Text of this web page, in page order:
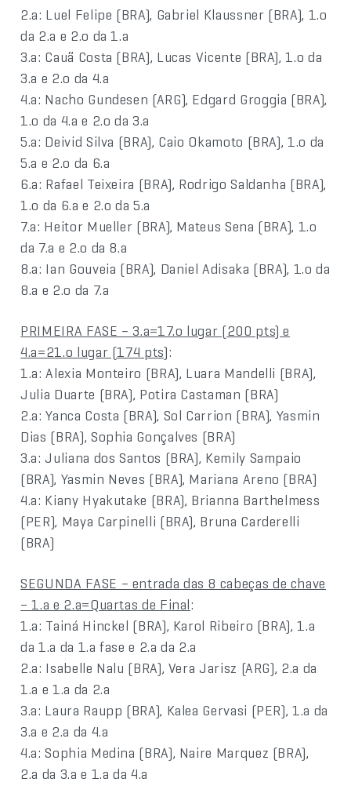
2.a: Luel Felipe (BRA), Gabriel Klaussner (BRA), 1.o
da 2.a e 2.o da 1.a
3.a: Cauã Costa (BRA), Lucas Vicente (BRA), 1.o da
3.a e 2.o da 4.a
4.a: Nacho Gundesen (ARG), Edgard Groggia (BRA),
1.o da 4.a e 2.o da 3.a
5.a: Deivid Silva (BRA), Caio Okamoto (BRA), 1.o da
5.a e 2.o da 6.a
6.a: Rafael Teixeira (BRA), Rodrigo Saldanha (BRA),
1.o da 6.a e 2.o da 5.a
7.a: Heitor Mueller (BRA), Mateus Sena (BRA), 1.o
da 7.a e 2.o da 8.a
8.a: Ian Gouveia (BRA), Daniel Adisaka (BRA), 1.o da
8.a e 2.o da 7.a
PRIMEIRA FASE – 3.a=17.o lugar (200 pts) e
4.a=21.o lugar (174 pts):
1.a: Alexia Monteiro (BRA), Luara Mandelli (BRA),
Julia Duarte (BRA), Potira Castaman (BRA)
2.a: Yanca Costa (BRA), Sol Carrion (BRA), Yasmin
Dias (BRA), Sophia Gonçalves (BRA)
3.a: Juliana dos Santos (BRA), Kemily Sampaio
(BRA), Yasmin Neves (BRA), Mariana Areno (BRA)
4.a: Kiany Hyakutake (BRA), Brianna Barthelmess
(PER), Maya Carpinelli (BRA), Bruna Carderelli
(BRA)
SEGUNDA FASE – entrada das 8 cabeças de chave
– 1.a e 2.a=Quartas de Final:
1.a: Tainá Hinckel (BRA), Karol Ribeiro (BRA), 1.a
da 1.a da 1.a fase e 2.a da 2.a
2.a: Isabelle Nalu (BRA), Vera Jarisz (ARG), 2.a da
1.a e 1.a da 2.a
3.a: Laura Raupp (BRA), Kalea Gervasi (PER), 1.a da
3.a e 2.a da 4.a
4.a: Sophia Medina (BRA), Naire Marquez (BRA),
2.a da 3.a e 1.a da 4.a